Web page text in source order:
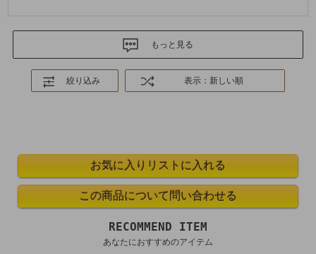
もっと見る
絞り込み 表示：新しい順
RECOMMEND ITEM
あなたにおすすめのアイテム